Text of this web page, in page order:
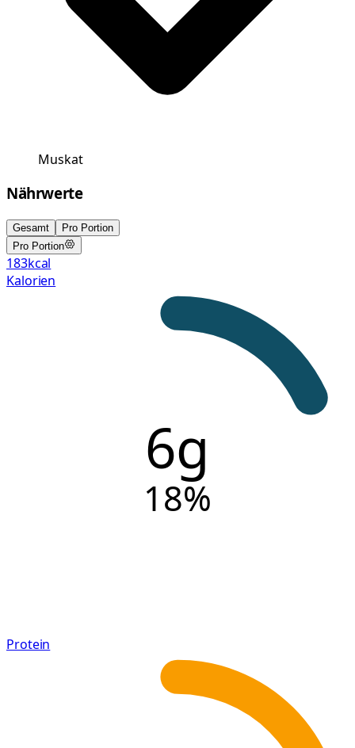
Muskat
Nährwerte
Gesamt
Pro Portion
Pro Portion
183kcal
Kalorien
6g
18%
Protein